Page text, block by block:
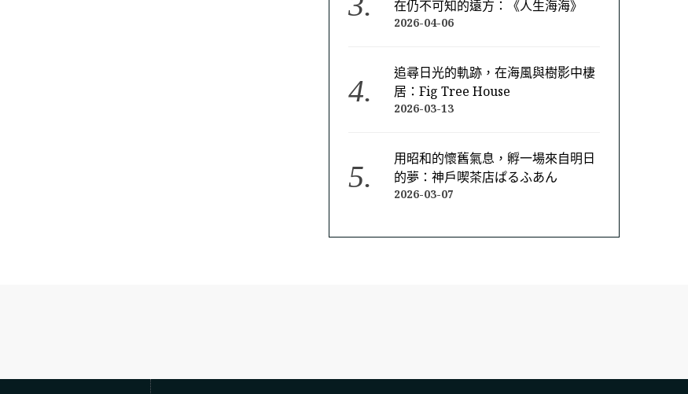
在仍不可知的遠方：《人生海海》
2026-04-06
追尋日光的軌跡，在海風與樹影中棲
居：Fig Tree House
2026-03-13
用昭和的懷舊氣息，孵一場來自明日
的夢：神戶喫茶店ぱるふあん
2026-03-07